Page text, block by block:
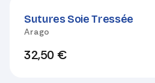
Sutures Soie Tressée
Arago
32,50 €